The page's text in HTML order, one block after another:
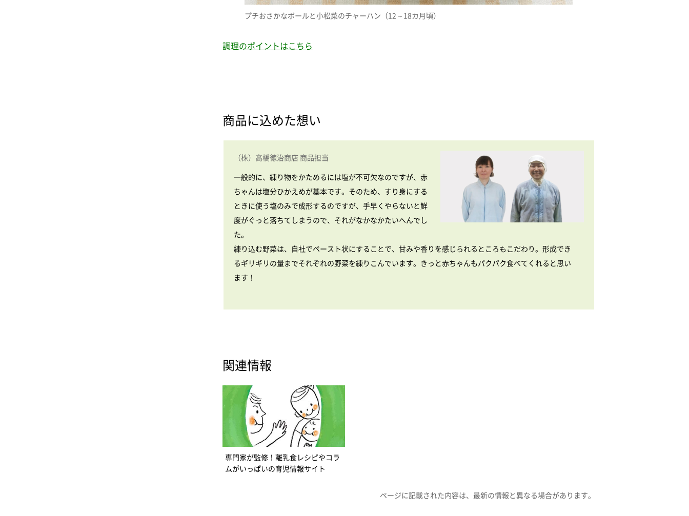
プチおさかなボールと小松菜のチャーハン（12～18カ月頃）
調理のポイントはこちら
商品に込めた想い
（株）高橋徳治商店 商品担当
一般的に、練り物をかためるには塩が不可欠なのですが、赤
ちゃんは塩分ひかえめが基本です。そのため、すり身にする
ときに使う塩のみで成形するのですが、手早くやらないと鮮
度がぐっと落ちてしまうので、それがなかなかたいへんでし
た。
練り込む野菜は、自社でペースト状にすることで、甘みや香りを感じられるところもこだわり。形成でき
るギリギリの量までそれぞれの野菜を練りこんでいます。きっと赤ちゃんもパクパク食べてくれると思い
ます！
関連情報
専門家が監修！離乳食レシピやコラ
ムがいっぱいの育児情報サイト
ページに記載された内容は、最新の情報と異なる場合があります。